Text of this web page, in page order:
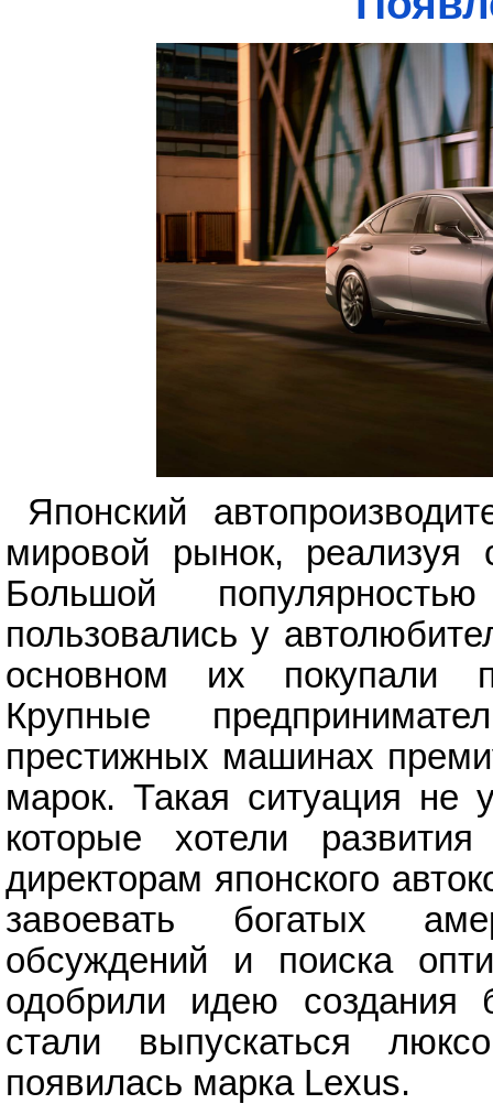
Японский
мировой рынок,
Большой
пользовались у
основном их покупали
Крупные
престижных машинах
марок. Такая ситуация не
которые хотели
директорам японского
завоевать богатых
обсуждений и поиска
одобрили идею
стали выпускаться
появилась марка Lexus.